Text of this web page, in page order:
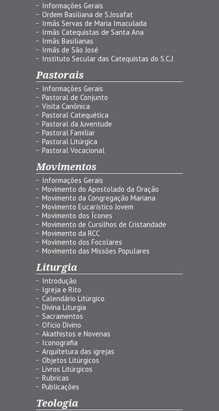
Informações Gerais
Ordem Basiliana de S.Josafat
Irmãs Servas de Maria Imaculada
Irmãs Catequistas de Santa Ana
Irmãs Basilianas
Irmãs de São José
Instituto Secular das Catequistas do S.C.J
Pastorais
Informações Gerais
Pastoral de Conjunto
Visita Canônica
Pastoral Catequética
Pastoral da Juventude
Pastoral Familiar
Pastoral Litúrgica
Pastoral Vocacional
Movimentos
Informações Gerais
Movimento do Apostolado da Oração
Movimento da Congregação Mariana
Movimento Eucarístico Jovem
Movimento dos Ícones
Movimento de Cursilhos de Cristandade
Movimento da RCC
Movimento dos Focolares
Movimento das Missões Populares
Liturgia
Introdução
Igreja e Rito
Calendário Litúrgico
Divina Liturgia
Sacramentos
Ofício Divino
Akathistos e Novenas
Iconografia
Arquitetura das igrejas
Objetos Litúrgicos
Livros Litúrgicos
Rubricas
Publicações
Teologia